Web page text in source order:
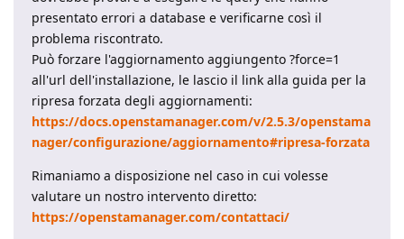
presentato errori a database e verificarne così il
problema riscontrato.
Può forzare l'aggiornamento aggiungento ?force=1
all'url dell'installazione, le lascio il link alla guida per la
ripresa forzata degli aggiornamenti:
https://docs.openstamanager.com/v/2.5.3/openstama
nager/configurazione/aggiornamento#ripresa-forzata
Rimaniamo a disposizione nel caso in cui volesse
valutare un nostro intervento diretto:
https://openstamanager.com/contattaci/